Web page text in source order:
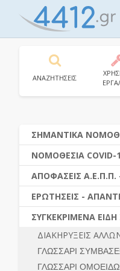
ΑΝΑΖΗΤΗΣΕΙΣ
ΣΗΜΑΝΤΙΚΑ
ΔΗΜΟΣΙΕΣ
ΔΗΜΟΤΙΚΟΣ
ΚΑΛΛΙΚΡΑΤΗΣ
ΝΟΜΟΘΕΣΙΑ -
ΝΟΜΟΘΕΣΙΑ COVID-
ΝΟΜΟΘΕΣΙΑ -
ΕΡΩΤΗΣΕΙΣ -
ΑΠΟΦΑΣΕΙΣ Α.Ε.Π.Π.
ΠΡΟΔΙΚΑΣΤΙΚΗ
ΓΕΝΙΚΟΙ ΚΑΝΟΝΕΣ
ΔΙΚΑΙΟΥΜΕΝΟΙ
ΠΡΟΣΦΟΡΕΣ –
ΣΥΜΜΕΤΟΧΗΣ
ΕΡΩΤΗΣΕΙΣ -
Ν. 4782/2021 -
4412/2016
ΔΙΕΞΑΓΩΓΗ
ΔΙΑΔΙΚΑΣΙΕΣ
ΣΥΓΚΕΚΡΙΜΕΝΑ
ΔΙΑΚΗΡΥΞΕΙΣ
ΓΛΩΣΣΑΡΙ
ΓΛΩΣΣΑΡΙ